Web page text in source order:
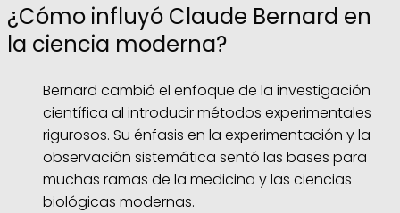
¿Cómo influyó Claude Bernard en
la ciencia moderna?
Bernard cambió el enfoque de la investigación
científica al introducir métodos experimentales
rigurosos. Su énfasis en la experimentación y la
observación sistemática sentó las bases para
muchas ramas de la medicina y las ciencias
biológicas modernas.